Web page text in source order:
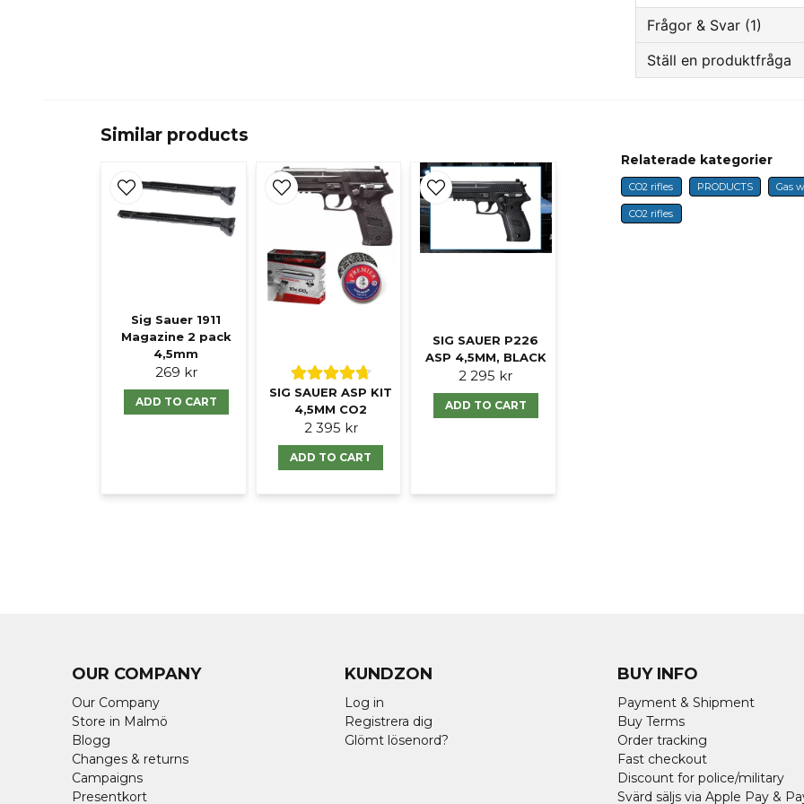
Frågor & Svar (1)
Hej!
Nej, bara 18 års gräns.
Ställ en produktfråga
name
Name
Similar products
Sig Sauer 1911
Magazine 2 pack
4,5mm
269 kr
ADD TO CART
SIG SAUER ASP KIT
4,5MM CO2
2 395 kr
ADD TO CART
SIG SAUER P226
ASP 4,5MM, BLACK
2 295 kr
ADD TO CART
Relaterade kategorier
CO2 rifles PRODUCTS Gas
CO2 rifles
OUR COMPANY
Our Company
Store in Malmö
Blogg
Changes & returns
Campaigns
Presentkort
KUNDZON
Log in
Registrera dig
Glömt lösenord?
BUY INFO
Payment & Shipment
Buy Terms
Order tracking
Fast checkout
Discount for police/military
Svärd säljs via Apple Pay &